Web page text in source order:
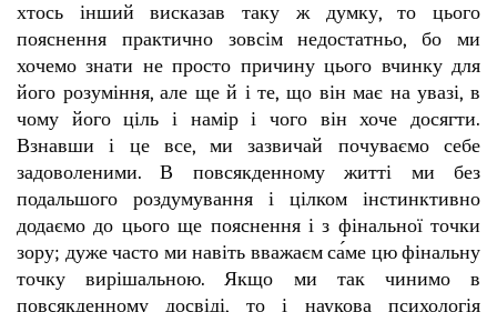
хтось інший висказав таку ж думку, то цього
пояснення практично зовсім недостатньо, бо ми
хочемо знати не просто причину цього вчинку для
його розуміння, але ще й і те, що він має на увазі, в
чому його ціль і намір і чого він хоче досягти.
Взнавши і це все, ми зазвичай почуваємо себе
задоволеними. В повсякденному житті ми без
подальшого роздумування і цілком інстинктивно
додаємо до цього ще пояснення і з фінальної точки
зору; дуже часто ми навіть вважаєм са́ме цю фінальну
точку вирішальною. Якщо ми так чинимо в
повсякденному досвіді, то і наукова психологія